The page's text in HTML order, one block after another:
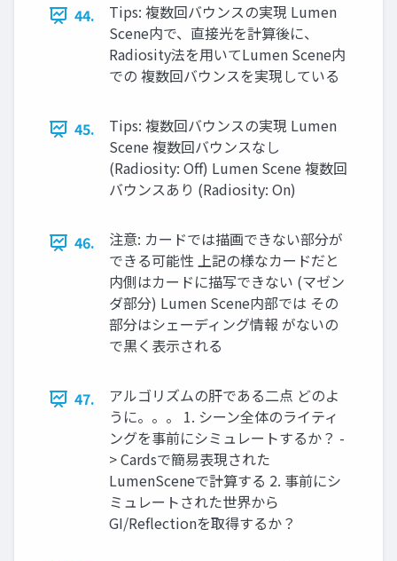
44.
Tips: 複数回バウンスの実現 Lumen
Scene内で、直接光を計算後に、
Radiosity法を用いてLumen Scene内
での 複数回バウンスを実現している
45.
Tips: 複数回バウンスの実現 Lumen
Scene 複数回バウンスなし
(Radiosity: Oﬀ) Lumen Scene 複数回
バウンスあり (Radiosity: On)
46.
注意: カードでは描画できない部分が
できる可能性 上記の様なカードだと
内側はカードに描写できない (マゼン
ダ部分) Lumen Scene内部では その
部分はシェーディング情報 がないの
で黒く表示される
47.
アルゴリズムの肝である二点 どのよ
うに。。。 1. シーン全体のライティ
ングを事前にシミュレートするか？ -
> Cardsで簡易表現された
LumenSceneで計算する 2. 事前にシ
ミュレートされた世界から
GI/Reﬂectionを取得するか？